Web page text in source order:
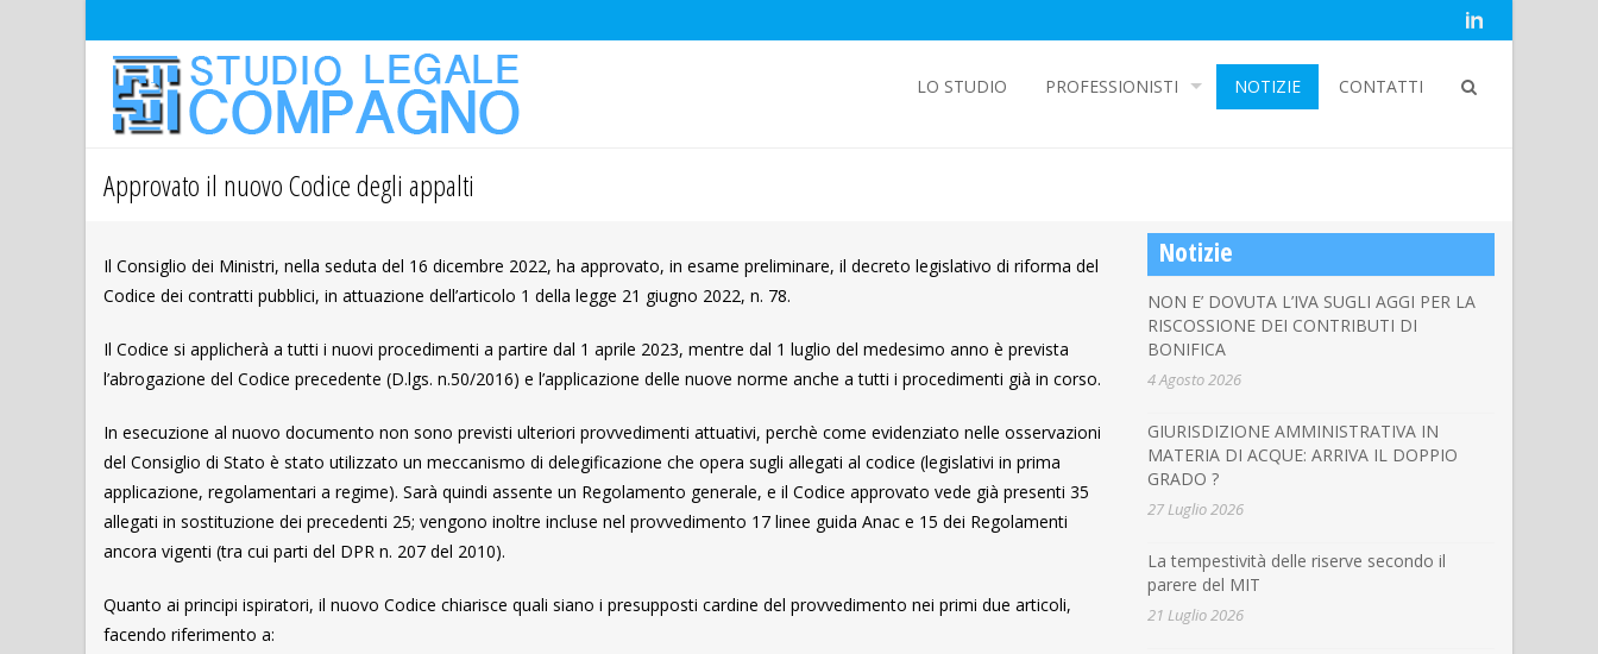
LO STUDIO PROFESSIONISTI NOTIZIE CONTATTI
Approvato il nuovo Codice degli appalti
Il Consiglio dei Ministri, nella seduta del 16 dicembre 2022, ha approvato, in esame preliminare, il decreto legislativo di riforma del
Codice dei contratti pubblici, in attuazione dell’articolo 1 della legge 21 giugno 2022, n. 78.
Il Codice si applicherà a tutti i nuovi procedimenti a partire dal 1 aprile 2023, mentre dal 1 luglio del medesimo anno è prevista
l’abrogazione del Codice precedente (D.lgs. n.50/2016) e l’applicazione delle nuove norme anche a tutti i procedimenti già in corso.
In esecuzione al nuovo documento non sono previsti ulteriori provvedimenti attuativi, perchè come evidenziato nelle osservazioni
del Consiglio di Stato è stato utilizzato un meccanismo di delegificazione che opera sugli allegati al codice (legislativi in prima
applicazione, regolamentari a regime). Sarà quindi assente un Regolamento generale, e il Codice approvato vede già presenti 35
allegati in sostituzione dei precedenti 25; vengono inoltre incluse nel provvedimento 17 linee guida Anac e 15 dei Regolamenti
ancora vigenti (tra cui parti del DPR n. 207 del 2010).
Quanto ai principi ispiratori, il nuovo Codice chiarisce quali siano i presupposti cardine del provvedimento nei primi due articoli,
facendo riferimento a:
Notizie
NON E’ DOVUTA L’IVA SUGLI AGGI PER LA
RISCOSSIONE DEI CONTRIBUTI DI
BONIFICA
4 Agosto 2026
GIURISDIZIONE AMMINISTRATIVA IN
MATERIA DI ACQUE: ARRIVA IL DOPPIO
GRADO ?
27 Luglio 2026
La tempestività delle riserve secondo il
parere del MIT
21 Luglio 2026